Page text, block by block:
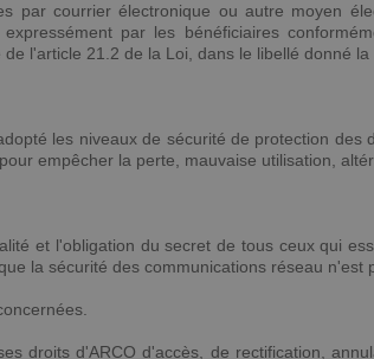
par courrier électronique ou autre moyen
expressément par les bénéficiaires
l'article 21.2 de la Loi, dans le libellé donné
les niveaux de sécurité de protection
empêcher la perte, mauvaise utilisation,
et l'obligation du secret de tous ceux qui
la sécurité des communications réseau n'est
droits d'ARCO d'accès, de rectification,